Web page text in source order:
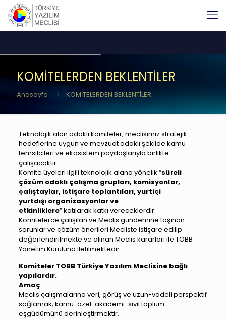
KOMİTELERDEN BEKLENTİLER
Anasayfa KOMİTELERDEN BEKLENTİLER
Teknolojik alan odaklı komiteler, meclisimiz stratejik
hedeflerine uygun ve mevzuat odaklı şekilde kamu
temsilcileri ve ekosistem paydaşlarıyla birlikte
çalışacaktır.
Komite üyeleri ilgili teknolojik alana yönelik “süreli
çözüm odaklı çalışma grupları, komisyonlar,
çalıştaylar, istişare toplantıları, yurtiçi
yurtdışı organizasyonlar ve
etkinliklere” katılarak katkı vereceklerdir.
Komitelerce çalışılan ve Meclis gündemine taşınan
sorunlar ve çözüm önerileri Mecliste istişare edilip
değerlendirilmekte ve alınan Meclis kararları ile TOBB
Yönetim Kuruluna iletilmektedir.
Komiteler TOBB Türkiye Yazılım Meclisine bağlı
yapılardır.
Amaç
Meclis çalışmalarına veri, görüş ve uzun-vadeli perspektif
sağlamak; kamu-özel-akademi-sivil toplum
eşgüdümünü derinleştirmektir.